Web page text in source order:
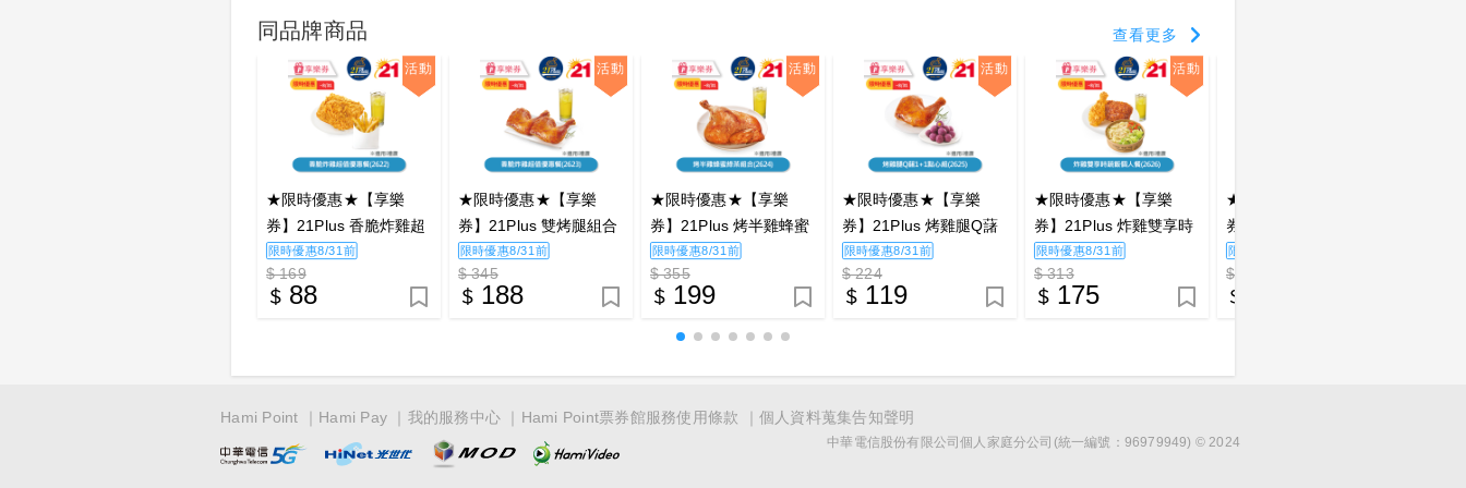
同品牌商品 查看更多
活動
★限時優惠★【享樂
券】21Plus 香脆炸雞超
值優惠餐(2622)_電子憑
證
限時優惠8/31前
$ 169
88
活動
★限時優惠★【享樂
券】21Plus 雙烤腿組合
餐(2623)_電子憑證
限時優惠8/31前
$ 345
188
活動
★限時優惠★【享樂
券】21Plus 烤半雞蜂蜜
綠茶組合(2624)_電子憑
證
限時優惠8/31前
$ 355
199
活動
★限時優惠★【享樂
券】21Plus 烤雞腿Q藷
1+1點心組(2625)_電子
憑證
限時優惠8/31前
$ 224
119
活動
★限時優惠★【享樂
券】21Plus 炸雞雙享時
蔬飯個人餐(2626)_電子
憑證
限時優惠8/31前
$ 313
175
★限時優惠★【享樂
券】21Plus 烤炸雙霸泡
麵獨享餐(2627)_電子憑
證
限時優惠8/31前
$ 338
Hami Point Hami Pay 我的服務中心 Hami Point票券館服務使用條款 個人資料蒐集告知聲明
中華電信股份有限公司個人家庭分公司(統一編號：96979949) © 2024